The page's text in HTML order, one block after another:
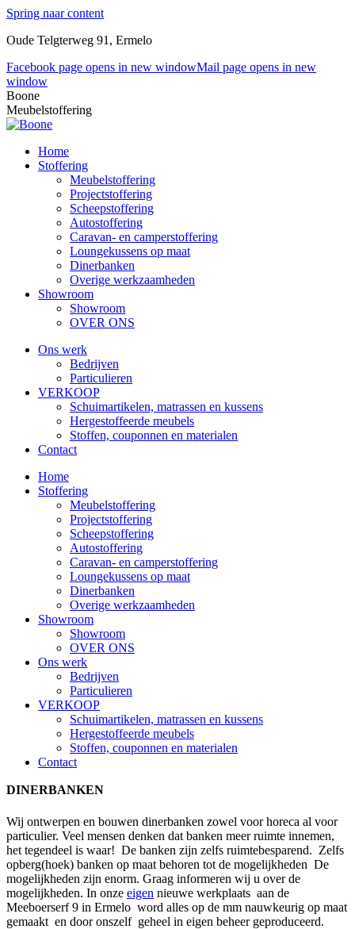
Spring naar content
Oude Telgterweg 91, Ermelo
Facebook page opens in new windowMail page opens in new
window
Boone
Meubelstoffering
Home
Stoffering
Meubelstoffering
Projectstoffering
Scheepstoffering
Autostoffering
Caravan- en camperstoffering
Loungekussens op maat
Dinerbanken
Overige werkzaamheden
Showroom
Showroom
OVER ONS
Ons werk
Bedrijven
Particulieren
VERKOOP
Schuimartikelen, matrassen en kussens
Hergestoffeerde meubels
Stoffen, couponnen en materialen
Contact
Home
Stoffering
Meubelstoffering
Projectstoffering
Scheepstoffering
Autostoffering
Caravan- en camperstoffering
Loungekussens op maat
Dinerbanken
Overige werkzaamheden
Showroom
Showroom
OVER ONS
Ons werk
Bedrijven
Particulieren
VERKOOP
Schuimartikelen, matrassen en kussens
Hergestoffeerde meubels
Stoffen, couponnen en materialen
Contact
DINERBANKEN
Wij ontwerpen en bouwen dinerbanken zowel voor horeca al voor
particulier. Veel mensen denken dat banken meer ruimte innemen,
het tegendeel is waar! De banken zijn zelfs ruimtebesparend. Zelfs
opberg(hoek) banken op maat behoren tot de mogelijkheden De
mogelijkheden zijn enorm. Graag informeren wij u over de
mogelijkheden. In onze eigen nieuwe werkplaats aan de
Meeboerserf 9 in Ermelo word alles op de mm nauwkeurig op maat
gemaakt en door onszelf geheel in eigen beheer geproduceerd.